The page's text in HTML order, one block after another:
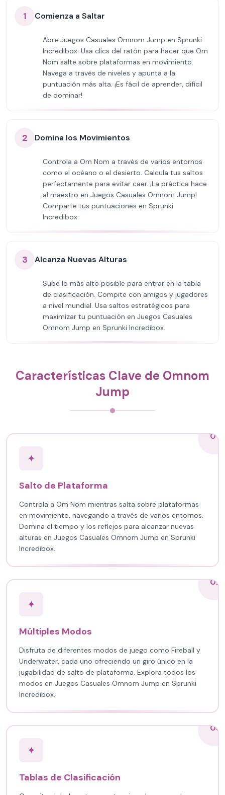
1 Comienza a Saltar
Abre Juegos Casuales Omnom Jump en Sprunki
Incredibox. Usa clics del ratón para hacer que Om
Nom salte sobre plataformas en movimiento.
Navega a través de niveles y apunta a la
puntuación más alta. ¡Es fácil de aprender, difícil
de dominar!
2 Domina los Movimientos
Controla a Om Nom a través de varios entornos
como el océano o el desierto. Calcula tus saltos
perfectamente para evitar caer. ¡La práctica hace
al maestro en Juegos Casuales Omnom Jump!
Comparte tus puntuaciones en Sprunki
Incredibox.
3 Alcanza Nuevas Alturas
Sube lo más alto posible para entrar en la tabla
de clasificación. Compite con amigos y jugadores
a nivel mundial. Usa saltos estratégicos para
maximizar tu puntuación en Juegos Casuales
Omnom Jump en Sprunki Incredibox.
Características Clave de Omnom
Jump
01
✦
Salto de Plataforma
Controla a Om Nom mientras salta sobre plataformas
en movimiento, navegando a través de varios entornos.
Domina el tiempo y los reflejos para alcanzar nuevas
alturas en Juegos Casuales Omnom Jump en Sprunki
Incredibox.
02
✦
Múltiples Modos
Disfruta de diferentes modos de juego como Fireball y
Underwater, cada uno ofreciendo un giro único en la
jugabilidad de salto de plataforma. Explora todos los
modos en Juegos Casuales Omnom Jump en Sprunki
Incredibox.
03
✦
Tablas de Clasificación